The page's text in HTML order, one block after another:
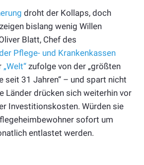
droht der Kollaps, doch
bislang wenig Willen
Blatt, Chef des
Pflege- und Krankenkassen
„Welt“zufolge von der „größten
seit 31 Jahren“ – und spart nicht
Länder drücken sich weiterhin vor
Investitionskosten. Würden sie
sofort um
entlastet werden.